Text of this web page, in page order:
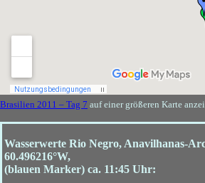
Brasilien 2011 – Tag 7 auf einer größeren Karte
Wasserwerte Rio Negro, Anavilhanas-
60.496216°W,
(blauen Marker) ca. 11:45 Uhr: